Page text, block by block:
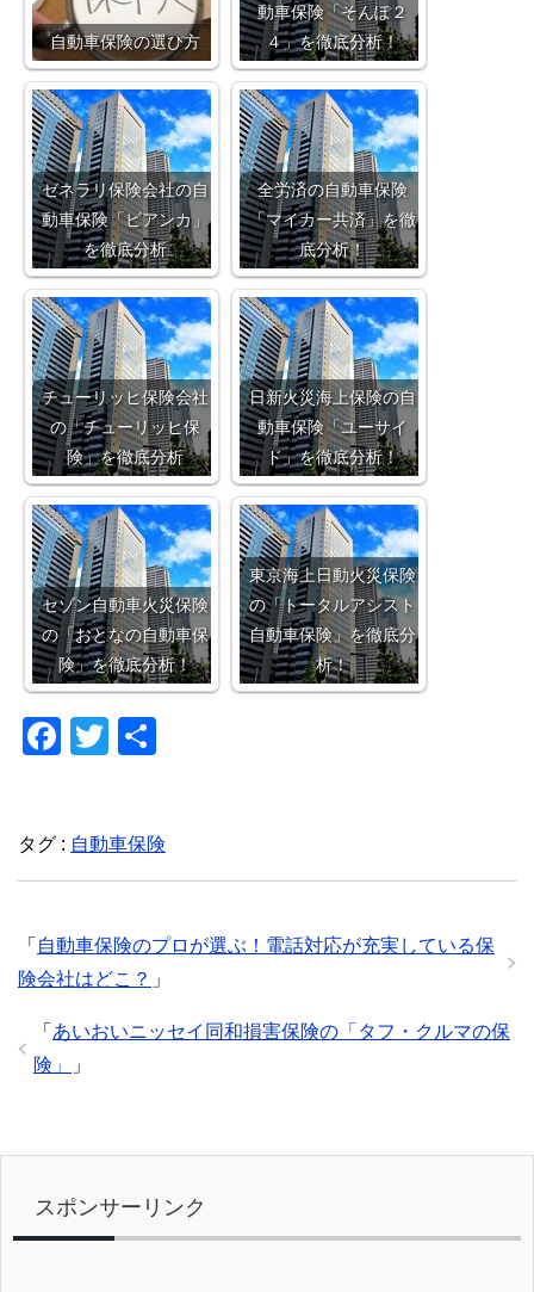
自動車保険の選び方
動車保険「そんぽ２
４」を徹底分析！
ゼネラリ保険会社の自
動車保険「ビアンカ」
を徹底分析
全労済の自動車保険
「マイカー共済」を徹
底分析！
チューリッヒ保険会社
の「チューリッヒ保
険」を徹底分析
日新火災海上保険の自
動車保険「ユーサイ
ド」を徹底分析！
セゾン自動車火災保険
の「おとなの自動車保
険」を徹底分析！
東京海上日動火災保険
の「トータルアシスト
自動車保険」を徹底分
析！
F
e
b
o
o
k
T
er
タグ : 自動車保険
「 自動車保険のプロが選ぶ！電話対応が充実している保
険会社はどこ？ 」
「 あいおいニッセイ同和損害保険の「タフ・クルマの保
険」
」
スポンサーリンク